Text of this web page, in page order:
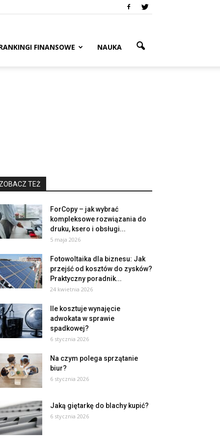
FINANSOWE NAUKA
ZOBACZ TEŻ
ForCopy – jak wybrać
kompleksowe rozwiązania do
druku, ksero i obsługi...
5 maja 2026
Fotowoltaika dla biznesu: Jak
przejść od kosztów do zysków?
Praktyczny poradnik...
24 kwietnia 2026
Ile kosztuje wynajęcie
adwokata w sprawie
spadkowej?
6 stycznia 2026
Na czym polega sprzątanie
biur?
6 stycznia 2026
Jaką giętarkę do blachy kupić?
6 stycznia 2026